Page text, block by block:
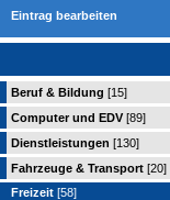
Eintrag bearbeiten
Beruf & Bildung [15]
Computer und EDV [89]
Dienstleistungen [130]
Fahrzeuge & Transport [20]
Freizeit [58]